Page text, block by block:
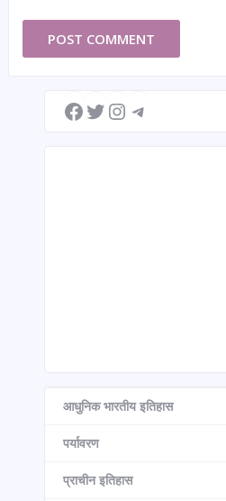
Facebook
TwitterInstagram
आधुनिक भारतीय इतिहास
पर्यावरण
प्राचीन इतिहास